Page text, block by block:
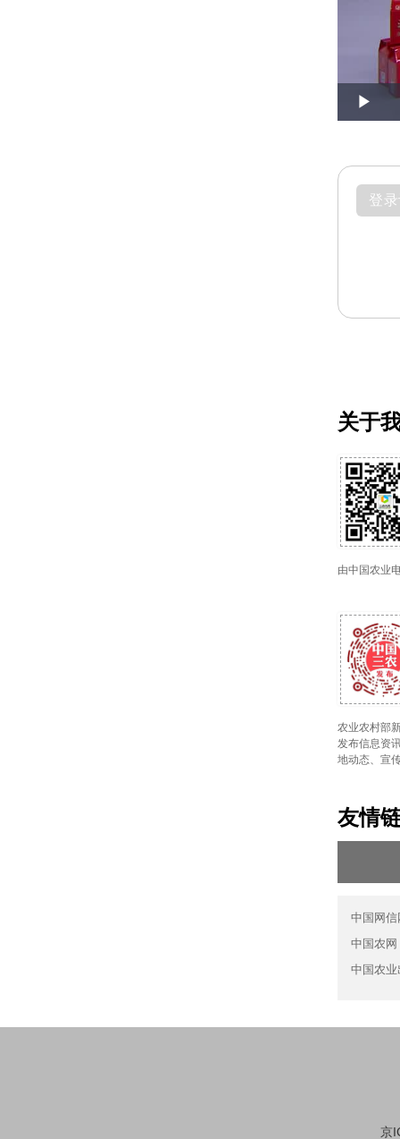
Play
登
关于
由中国农业
农业农村部
发布信息资
地动态、宣
友情
中国网信
中国农网
中国农业
京